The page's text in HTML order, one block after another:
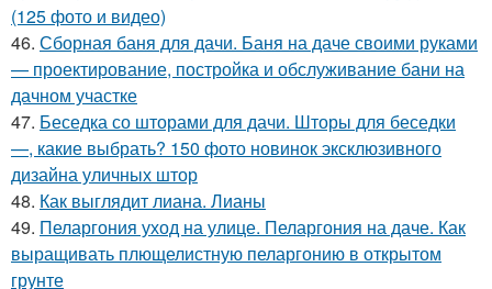
(125 фото и видео)
46. Сборная баня для дачи. Баня на даче своими руками
— проектирование, постройка и обслуживание бани на
дачном участке
47. Беседка со шторами для дачи. Шторы для беседки
—, какие выбрать? 150 фото новинок эксклюзивного
дизайна уличных штор
48. Как выглядит лиана. Лианы
49. Пеларгония уход на улице. Пеларгония на даче. Как
выращивать плющелистную пеларгонию в открытом
грунте